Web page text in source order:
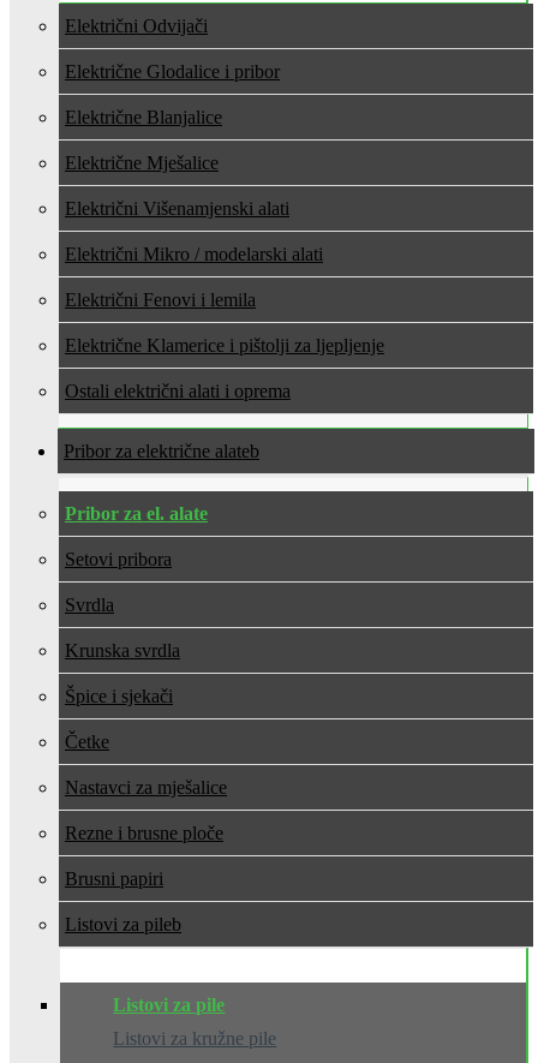
Električni Odvijači
Električne Glodalice i pribor
Električne Blanjalice
Električne Mješalice
Električni Višenamjenski alati
Električni Mikro / modelarski alati
Električni Fenovi i lemila
Električne Klamerice i pištolji za ljepljenje
Ostali električni alati i oprema
Pribor za električne alate
Pribor za el. alate
Setovi pribora
Svrdla
Krunska svrdla
Špice i sjekači
Četke
Nastavci za mješalice
Rezne i brusne ploče
Brusni papiri
Listovi za pile
Listovi za pile
Listovi za kružne pile